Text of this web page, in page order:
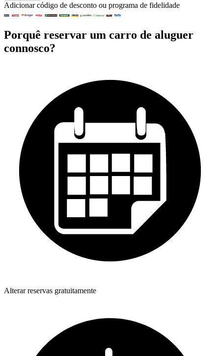
Adicionar código de desconto ou programa de fidelidade
Porquê reservar um carro de aluguer
connosco?
Alterar reservas gratuitamente